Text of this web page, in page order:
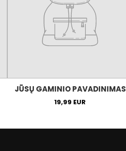
JŪSŲ GAMINIO PAVADINIMAS
19,99 EUR